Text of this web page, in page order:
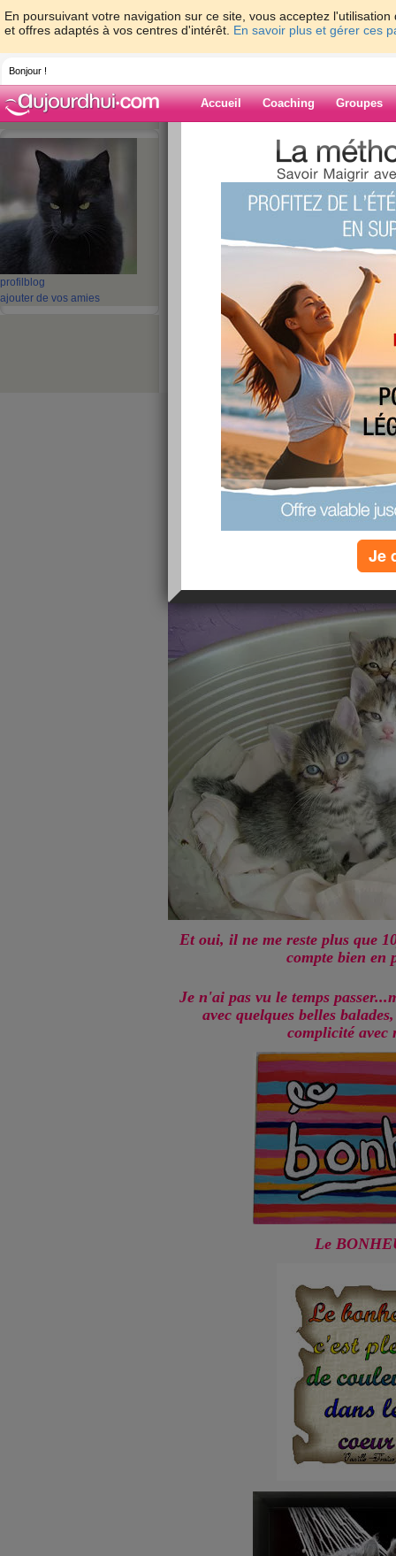
En poursuivant votre navigation sur ce site, vous acceptez
et offres adaptés à vos centres d'intérêt. En savoir plus et gérer ces
Bonjour !
Accueil Coaching Groupes
profil blog
ajouter de vos amies
> > Plus
Blog de
Plus que
COUCOU !
Je ferais mon blog
BISOUS
Et oui, il ne me reste plus que
compte bien en
Je n'ai pas vu le temps
avec quelques belles
complicité avec
Le
Je